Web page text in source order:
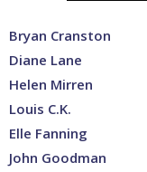
Bryan Cranston
Diane Lane
Helen Mirren
Louis C.K.
Elle Fanning
John Goodman